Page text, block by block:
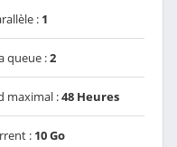
: 1
queue :2
maximal :48 Heures
: 10 Go